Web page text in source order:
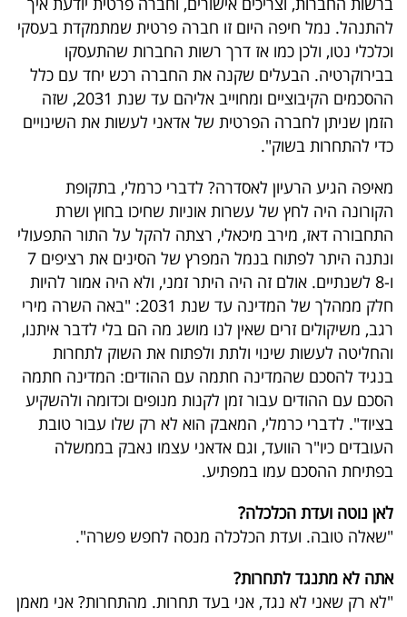
להתנהל. נמל חיפה היום זו חברה פרטית שמתמקדת בעסקי
וכלכלי נטו, ולכן כמו אז דרך רשות החברות שהתעסקו
בבירוקרטיה. הבעלים שקנה את החברה רכש יחד עם כלל
ההסכמים הקיבוציים ומחוייב אליהם עד שנת 2031, שזה
הזמן שניתן לחברה הפרטית של אדאני לעשות את השינויים
כדי להתחרות בשוק".
מאיפה הגיע הרעיון לאסדרה? לדברי כרמלי, בתקופת
הקורונה היה לחץ של עשרות אוניות שחיכו בחוץ ושרת
התחבורה דאז, מירב מיכאלי, רצתה להקל על התור התפעולי
ונתנה היתר לפתוח בנמל המפרץ של הסינים את רציפים 7
ו-8 לשנתיים. אולם זה היה היתר זמני, ולא היה אמור להיות
חלק ממהלך של המדינה עד שנת 2031: "באה השרה מירי
רגב, משיקולים זרים שאין לנו מושג מה הם בלי לדבר איתנו,
והחליטה לעשות שינוי ולתת ולפתוח את השוק לתחרות
בנגיד להסכם שהמדינה חתמה עם ההודים: המדינה חתמה
הסכם עם ההודים עבור זמן לקנות מנופים וכדומה ולהשקיע
בציוד". לדברי כרמלי, המאבק הוא לא רק שלו עבור טובת
העובדים כיו"ר הוועד, וגם אדאני עצמו נאבק בממשלה
בפתיחת ההסכם עמו במפתיע.
לאן נוטה ועדת הכלכלה?
"שאלה טובה. ועדת הכלכלה מנסה לחפש פשרה".
אתה לא מתנגד לתחרות?
"לא רק שאני לא נגד, אני בעד תחרות. מהתחרות? אני מאמן